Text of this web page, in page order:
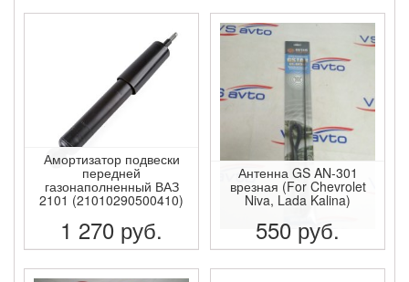
ПОДРОБНЕЕ ПОДРОБНЕЕ
Амортизатор подвески
передней
газонаполненный ВАЗ
2101 (21010290500410)
1 270 руб.
ПОДРОБНЕЕ
Антенна GS AN-301
врезная (For Chevrolet
Niva, Lada Kalina)
550 руб.
ПОДРОБНЕЕ